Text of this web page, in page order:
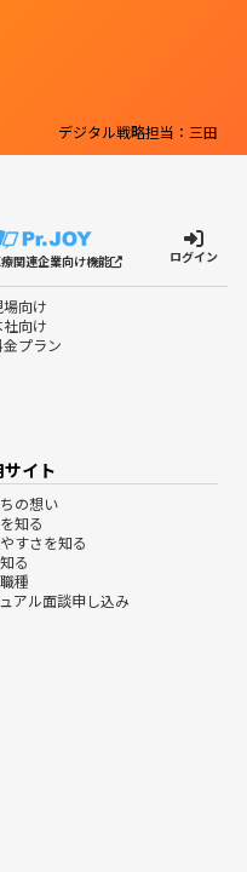
デジタル戦略担当：三田
関連企業向け機能 ログイン
場向け
社向け
金プラン
イト
の想い
知る
すさを知る
る
種
アル面談申し込み